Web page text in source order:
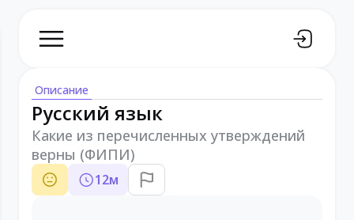
Описание
Русский язык
Какие из перечисленных утверждений
верны (ФИПИ)
12м